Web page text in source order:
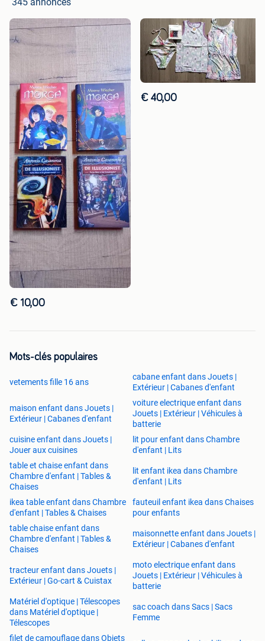
€ 10,00
€ 40,00
Mots-clés populaires
vetements fille 16 ans
cabane enfant dans Jouets |
Extérieur | Cabanes d'enfant
maison enfant dans Jouets |
Extérieur | Cabanes d'enfant
voiture electrique enfant dans
Jouets | Extérieur | Véhicules à
batterie
cuisine enfant dans Jouets |
Jouer aux cuisines
lit pour enfant dans Chambre
d'enfant | Lits
table et chaise enfant dans
Chambre d'enfant | Tables &
Chaises
lit enfant ikea dans Chambre
d'enfant | Lits
ikea table enfant dans Chambre
d'enfant | Tables & Chaises
fauteuil enfant ikea dans Chaises
pour enfants
table chaise enfant dans
Chambre d'enfant | Tables &
Chaises
maisonnette enfant dans Jouets |
Extérieur | Cabanes d'enfant
tracteur enfant dans Jouets |
Extérieur | Go-cart & Cuistax
moto electrique enfant dans
Jouets | Extérieur | Véhicules à
batterie
Matériel d'optique | Télescopes
dans Matériel d'optique |
Télescopes
sac coach dans Sacs | Sacs
Femme
filet de camouflage dans Objets